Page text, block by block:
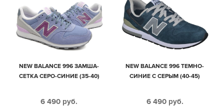
NEW BALANCE 996 ЗАМША-
СЕТКА СЕРО-СИНИЕ (35-40)
6 490 руб.
NEW BALANCE 996 ТЕМНО-
СИНИЕ С СЕРЫМ (40-45)
6 490 руб.